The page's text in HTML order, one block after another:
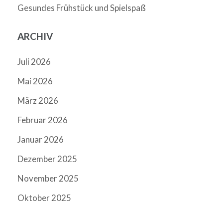
Gesundes Frühstück und Spielspaß
ARCHIV
Juli 2026
Mai 2026
März 2026
Februar 2026
Januar 2026
Dezember 2025
November 2025
Oktober 2025